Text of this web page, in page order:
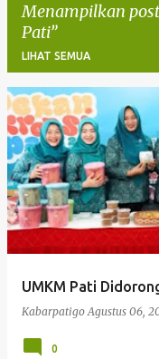
Menampilkan
Pati
LIHAT SEMUA
P
o
s
t
n
UMKM Pati
Kabarpatigo Agustus 06,
0